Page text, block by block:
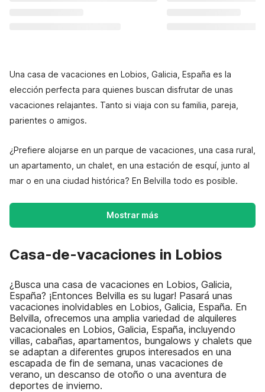
Una casa de vacaciones en Lobios, Galicia, España es la
elección perfecta para quienes buscan disfrutar de unas
vacaciones relajantes. Tanto si viaja con su familia, pareja,
parientes o amigos.
¿Prefiere alojarse en un parque de vacaciones, una casa rural,
un apartamento, un chalet, en una estación de esquí, junto al
mar o en una ciudad histórica? En Belvilla todo es posible.
Mostrar más
Casa-de-vacaciones in Lobios
¿Busca una casa de vacaciones en Lobios, Galicia,
España? ¡Entonces Belvilla es su lugar! Pasará unas
vacaciones inolvidables en Lobios, Galicia, España. En
Belvilla, ofrecemos una amplia variedad de alquileres
vacacionales en Lobios, Galicia, España, incluyendo
villas, cabañas, apartamentos, bungalows y chalets que
se adaptan a diferentes grupos interesados en una
escapada de fin de semana, unas vacaciones de
verano, un descanso de otoño o una aventura de
deportes de invierno.